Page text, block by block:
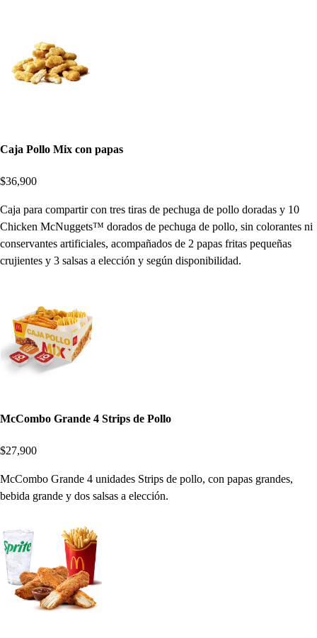
Caja Pollo Mix con papas
$36,900
Caja para compartir con tres tiras de pechuga de pollo doradas y 10
Chicken McNuggets™ dorados de pechuga de pollo, sin colorantes ni
conservantes artificiales, acompañados de 2 papas fritas pequeñas
crujientes y 3 salsas a elección y según disponibilidad.
McCombo Grande 4 Strips de Pollo
$27,900
McCombo Grande 4 unidades Strips de pollo, con papas grandes,
bebida grande y dos salsas a elección.